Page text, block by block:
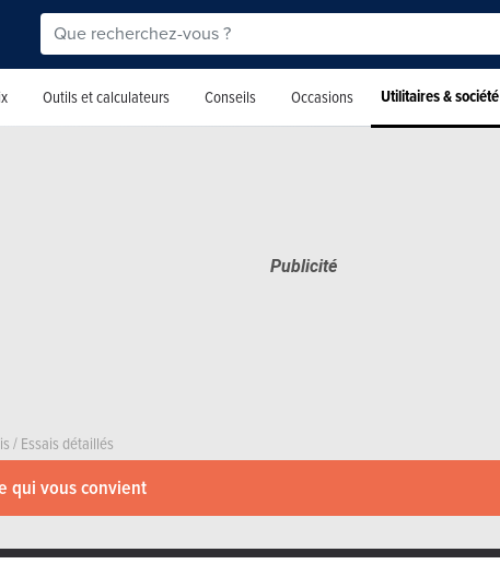
Outils et calculateurs Conseils Occasions Utilitaires & société
/Essais détaillés
qui vous convient